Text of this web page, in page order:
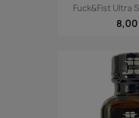
Fuck&Fist Ultra